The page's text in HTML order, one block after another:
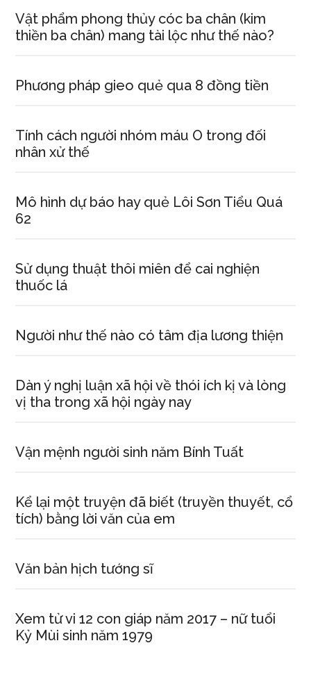
Vật phẩm phong thủy cóc ba chân (kim
thiền ba chân) mang tài lộc như thế nào?
Phương pháp gieo quẻ qua 8 đồng tiền
Tính cách người nhóm máu O trong đối
nhân xử thế
Mô hình dự báo hay quẻ Lôi Sơn Tiểu Quá
62
Sử dụng thuật thôi miên để cai nghiện
thuốc lá
Người như thế nào có tâm địa lương thiện
Dàn ý nghị luận xã hội về thói ích kị và lòng
vị tha trong xã hội ngày nay
Vận mệnh người sinh năm Bính Tuất
Kể lại một truyện đã biết (truyền thuyết, cổ
tích) bằng lời văn của em
Văn bản hịch tướng sĩ
Xem tử vi 12 con giáp năm 2017 – nữ tuổi
Kỷ Mùi sinh năm 1979